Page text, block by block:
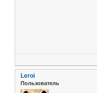
Leroi
Пользователь